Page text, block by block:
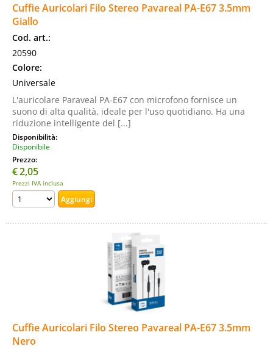
Cuffie Auricolari Filo Stereo Pavareal PA-E67 3.5mm
Giallo
Cod. art.:
20590
Colore:
Universale
L'auricolare Paraveal PA-E67 con microfono fornisce un
suono di alta qualità, ideale per l'uso quotidiano. Ha una
riduzione intelligente del [...]
Disponibilità:
Disponibile
Prezzo:
€2,05
Prezzi IVA inclusa
Cuffie Auricolari Filo Stereo Pavareal PA-E67 3.5mm
Nero